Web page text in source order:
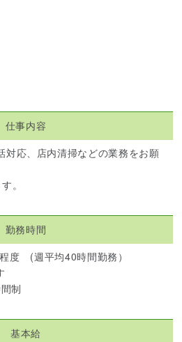
仕事内容
対応、店内清掃などの業務をお願
。
勤務時間
度 (週平均40時間勤務）
制
基本給